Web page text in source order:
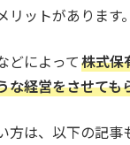
ットがあります。
どによって株式保
な経営をさせても
は、以下の記事